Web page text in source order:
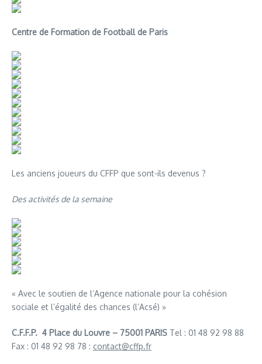
Centre de Formation de Football de Paris
Les anciens joueurs du CFFP que sont-ils devenus ?
Des activités de la semaine
« Avec le soutien de l’Agence nationale pour la cohésion
sociale et l’égalité des chances (l’Acsé) »
C.F.F.P. 4 Place du Louvre – 75001 PARIS Tel : 01 48 92 98 88
Fax : 01 48 92 98 78 : contact@cffp.fr